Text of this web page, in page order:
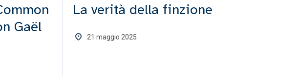
Gaël
La verità della finzione
21 maggio 2025